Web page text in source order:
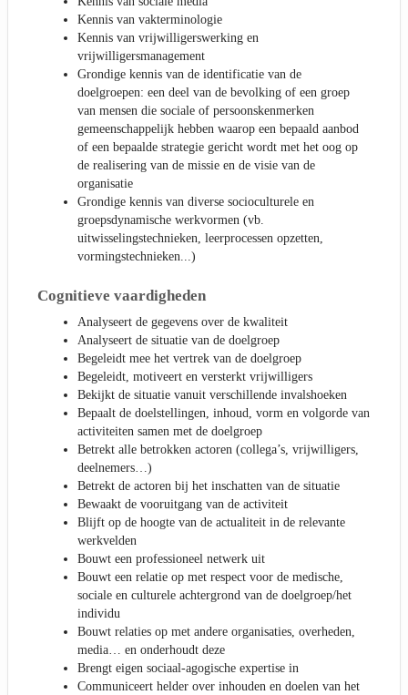
Kennis van vakterminologie
Kennis van vrijwilligerswerking en
vrijwilligersmanagement
Grondige kennis van de identificatie van de
doelgroepen: een deel van de bevolking of een groep
van mensen die sociale of persoonskenmerken
gemeenschappelijk hebben waarop een bepaald aanbod
of een bepaalde strategie gericht wordt met het oog op
de realisering van de missie en de visie van de
organisatie
Grondige kennis van diverse socioculturele en
groepsdynamische werkvormen (vb.
uitwisselingstechnieken, leerprocessen opzetten,
vormingstechnieken...)
Cognitieve vaardigheden
Analyseert de gegevens over de kwaliteit
Analyseert de situatie van de doelgroep
Begeleidt mee het vertrek van de doelgroep
Begeleidt, motiveert en versterkt vrijwilligers
Bekijkt de situatie vanuit verschillende invalshoeken
Bepaalt de doelstellingen, inhoud, vorm en volgorde van
activiteiten samen met de doelgroep
Betrekt alle betrokken actoren (collega’s, vrijwilligers,
deelnemers…)
Betrekt de actoren bij het inschatten van de situatie
Bewaakt de vooruitgang van de activiteit
Blijft op de hoogte van de actualiteit in de relevante
werkvelden
Bouwt een professioneel netwerk uit
Bouwt een relatie op met respect voor de medische,
sociale en culturele achtergrond van de doelgroep/het
individu
Bouwt relaties op met andere organisaties, overheden,
media… en onderhoudt deze
Brengt eigen sociaal-agogische expertise in
Communiceert helder over inhouden en doelen van het